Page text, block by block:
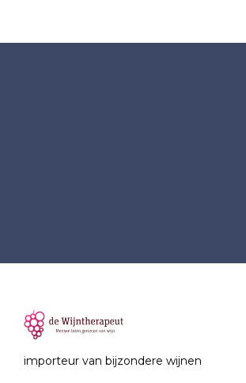
importeur van bijzondere wijnen